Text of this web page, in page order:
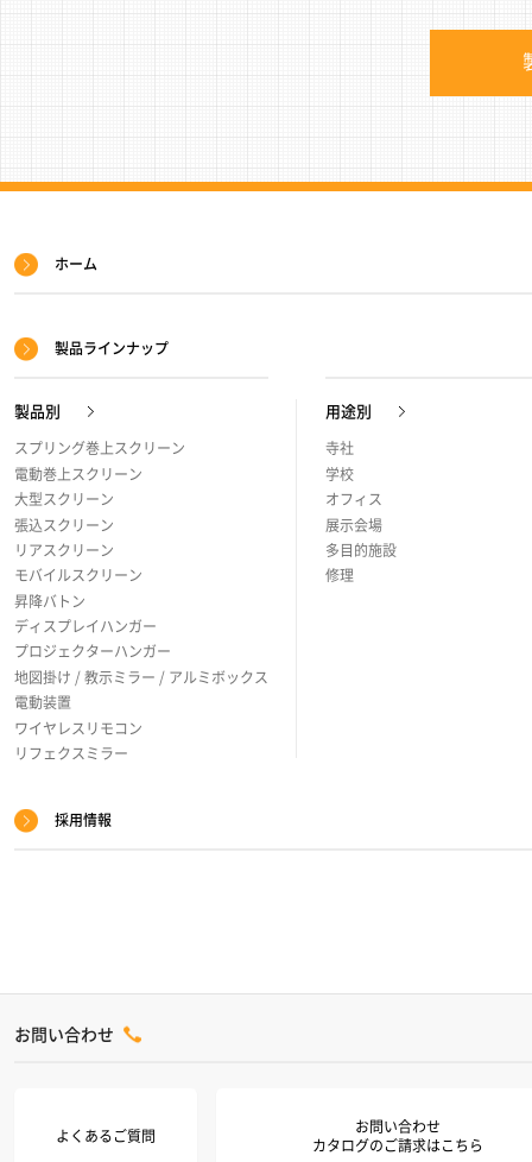
サ
マ
プ
ホーム
製品ラインナップ
製品別
スプリング巻上スクリーン
電動巻上スクリーン
大型スクリーン
張込スクリーン
リアスクリーン
モバイルスクリーン
昇降バトン
ディスプレイハンガー
プロジェクターハンガー
地図掛け / 教示ミラー / アルミボックス
電動装置
ワイヤレスリモコン
リフェクスミラー
用途別
寺社
学校
オフィス
展示会場
多目的施設
修理
採用情報
お問い合わせ
よくあるご質問
お問い合わせ
カタログのご請求はこちら